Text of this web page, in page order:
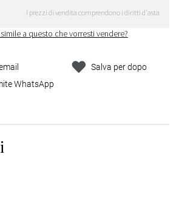
I prezzi di vendita comprendono i diritti d'asta
a questo che vorresti vendere?
WhatsApp
Salva per dopo